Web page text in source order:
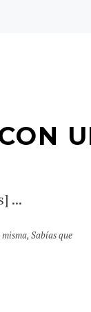
...
,Sabías que